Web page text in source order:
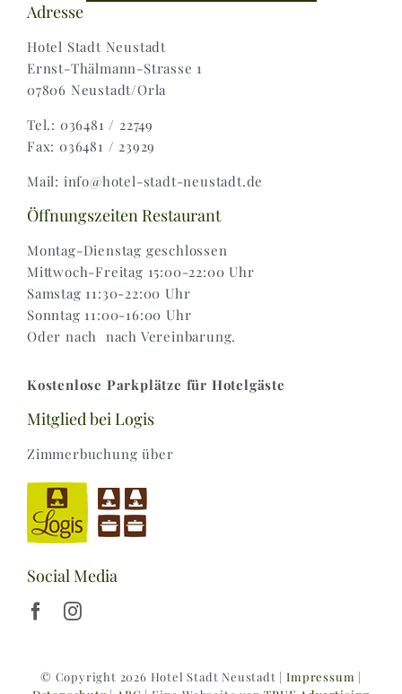
Zahlungsweisen |
Widerruf |
Versand & Lieferung
Adresse
Hotel Stadt Neustadt
Ernst-Thälmann-Strasse 1
07806 Neustadt/Orla
Tel.: 036481 / 22749
Fax: 036481 / 23929
Mail: info@hotel-stadt-neustadt.de
Öffnungszeiten Restaurant
Montag-Dienstag geschlossen
Mittwoch-Freitag 15:00-22:00 Uhr
Samstag 11:30-22:00 Uhr
Sonntag 11:00-16:00 Uhr
Oder nach nach Vereinbarung.
Kostenlose Parkplätze für Hotelgäste
Mitglied bei Logis
Zimmerbuchung über
Social Media
© Copyright 2026 Hotel Stadt Neustadt |Impressum |